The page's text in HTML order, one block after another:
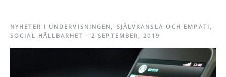
NYHETER I UNDERVISNINGEN , SJÄLVKÄNSLA OCH EMPATI ,
SOCIAL HÅLLBARHET -2 SEPTEMBER, 2019